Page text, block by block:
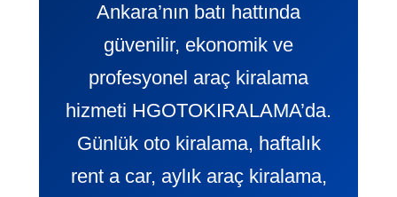
Ankara’nın batı hattında
güvenilir, ekonomik ve
profesyonel araç kiralama
hizmeti HGOTOKIRALAMA’da.
Günlük oto kiralama, haftalık
rent a car, aylık araç kiralama,